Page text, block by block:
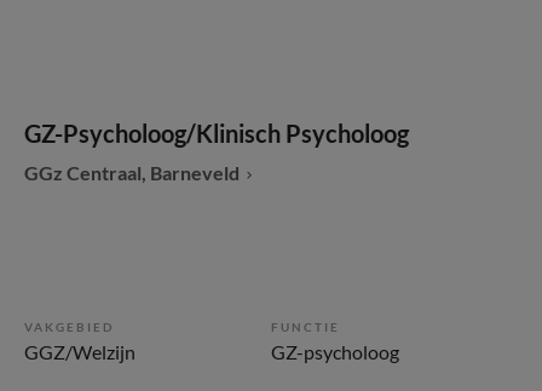
GZ-Psycholoog/Klinisch Psycholoog
GGz Centraal, Barneveld
VAKGEBIED
GGZ/Welzijn
FUNCTIE
GZ-psycholoog